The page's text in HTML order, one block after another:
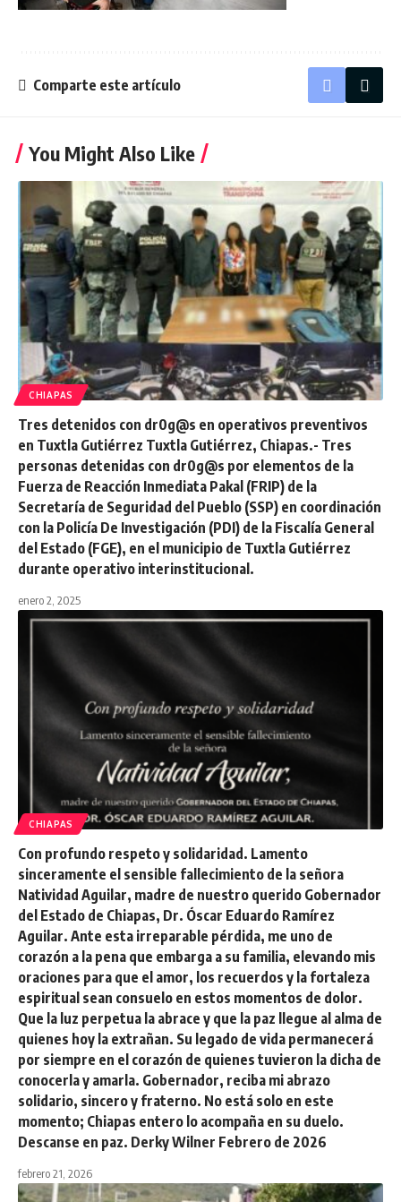
Comparte este artículo
You Might Also Like
CHIAPAS
Tres detenidos con dr0g@s en operativos preventivos
en Tuxtla Gutiérrez Tuxtla Gutiérrez, Chiapas.- Tres
personas detenidas con dr0g@s por elementos de la
Fuerza de Reacción Inmediata Pakal (FRIP) de la
Secretaría de Seguridad del Pueblo (SSP) en coordinación
con la Policía De Investigación (PDI) de la Fiscalía General
del Estado (FGE), en el municipio de Tuxtla Gutiérrez
durante operativo interinstitucional.
enero 2, 2025
CHIAPAS
Con profundo respeto y solidaridad. Lamento
sinceramente el sensible fallecimiento de la señora
Natividad Aguilar, madre de nuestro querido Gobernador
del Estado de Chiapas, Dr. Óscar Eduardo Ramírez
Aguilar. Ante esta irreparable pérdida, me uno de
corazón a la pena que embarga a su familia, elevando mis
oraciones para que el amor, los recuerdos y la fortaleza
espiritual sean consuelo en estos momentos de dolor.
Que la luz perpetua la abrace y que la paz llegue al alma de
quienes hoy la extrañan. Su legado de vida permanecerá
por siempre en el corazón de quienes tuvieron la dicha de
conocerla y amarla. Gobernador, reciba mi abrazo
solidario, sincero y fraterno. No está solo en este
momento; Chiapas entero lo acompaña en su duelo.
Descanse en paz. Derky Wilner Febrero de 2026
febrero 21, 2026